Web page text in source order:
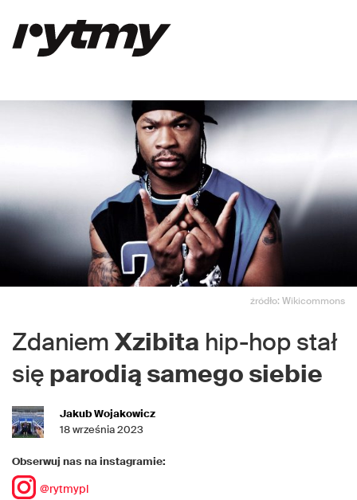
źródło: Wikicommons
Zdaniem Xzibita hip-hop stał
się parodią samego siebie
Jakub Wojakowicz
18 września 2023
Obserwuj nas na instagramie:
@rytmypl